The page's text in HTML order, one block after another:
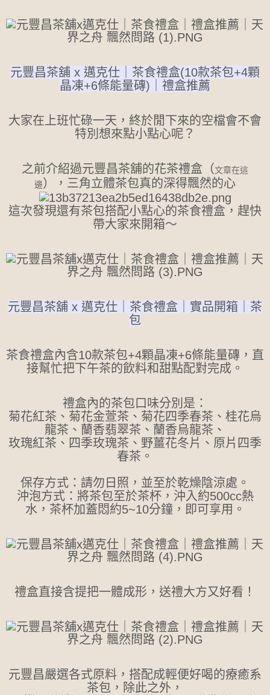
元豐昌茶舖 x 邁克仕｜茶食禮盒(10款茶包+4顆
晶凍+6條能量磚)｜禮盒推薦
大家在上班忙碌一天，終於閒下來的空檔會不會
特別想來點小點心呢？
之前介紹過元豐昌茶舖的花茶禮盒（文章在這
邊），三角立體茶包真的深得飄然的心
這次發現還有茶包搭配小點心的茶食禮盒，趕快
帶大家來開箱～
元豐昌茶舖 x 邁克仕｜茶食禮盒｜實品開箱｜茶
包
茶食禮盒內含10款茶包+4顆晶凍+6條能量磚，直
接幫忙把下午茶的飲料和甜點配對完成。
禮盒內的茶包口味分別是：
菊花紅茶、菊花金萱茶、菊花四季春茶、桂花烏
龍茶、蘭香翡翠茶、蘭香烏龍茶、
玫瑰紅茶、四季玫瑰茶、野薑花冬片、原片四季
春茶。
保存方式：請勿日照，並至於乾燥陰涼處。
沖泡方式：將茶包至於茶杯，沖入約500cc熱
水，茶杯加蓋悶約5~10分鐘，即可享用。
禮盒直接含提把一體成形，送禮大方又好看！
元豐昌嚴選各式原料，搭配成輕便好喝的療癒系
茶包，除此之外，